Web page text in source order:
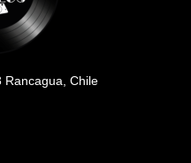
Rancagua, Chile